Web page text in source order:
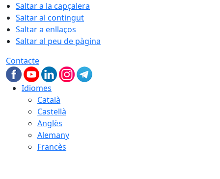
Saltar a la capçalera
Saltar al contingut
Saltar a enllaços
Saltar al peu de pàgina
Contacte
Idiomes
Català
Castellà
Anglès
Alemany
Francès